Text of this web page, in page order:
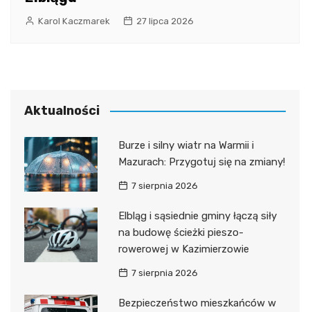
Karol Kaczmarek 27 lipca 2026
Aktualności
Burze i silny wiatr na Warmii i
Mazurach: Przygotuj się na zmiany!
7 sierpnia 2026
Elbląg i sąsiednie gminy łączą siły
na budowę ścieżki pieszo-
rowerowej w Kazimierzowie
7 sierpnia 2026
Bezpieczeństwo mieszkańców w